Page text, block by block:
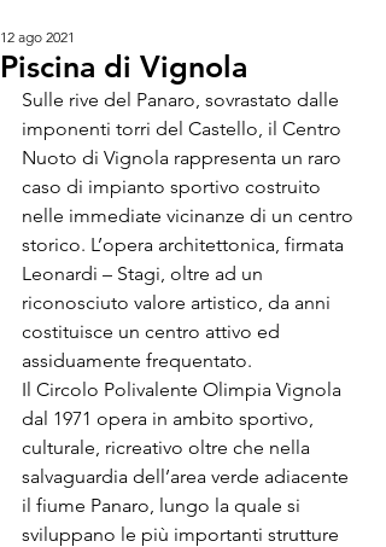
Piscina di Vignola
12 ago 2021
Sulle rive del Panaro, sovrastato dalle
imponenti torri del Castello, il Centro
Nuoto di Vignola rappresenta un raro
caso di impianto sportivo costruito
nelle immediate vicinanze di un centro
storico. L’opera architettonica, firmata
Leonardi – Stagi, oltre ad un
riconosciuto valore artistico, da anni
costituisce un centro attivo ed
assiduamente frequentato.
Il Circolo Polivalente Olimpia Vignola
dal 1971 opera in ambito sportivo,
culturale, ricreativo oltre che nella
salvaguardia dell’area verde adiacente
il fiume Panaro, lungo la quale si
sviluppano le più importanti strutture